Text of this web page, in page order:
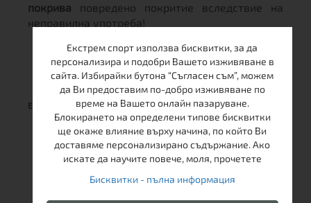
покрива повредено покритие вследствие на
неправилна употреба!
Една година гаранция!
Екстрем спорт използва бисквитки, за да
персонализира и подобри Вашето изживяване в
сайта. Избирайки бутона “Съгласен съм”, можем
да Ви предоставим по-добро изживяване по
време на Вашето онлайн пазаруване.
Блокирането на определени типове бисквитки
ще окаже влияние върху начина, по който Ви
доставяме персонализирано съдържание. Ако
искате да научите повече, моля, прочетете
Бисквитки - пълна информация